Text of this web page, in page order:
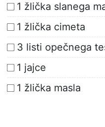
1 žlička slanega
1 žlička cimeta
3 listi opečnega
1 jajce
1 žlička masla